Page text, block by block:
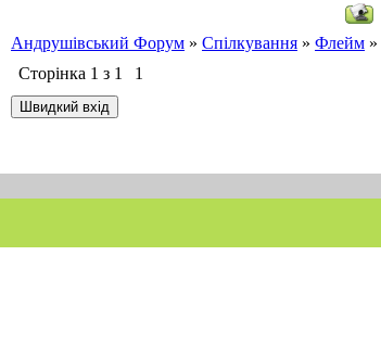
Андрушівський Форум » Спілкування » Флейм »
Сторінка 1 з 1
1